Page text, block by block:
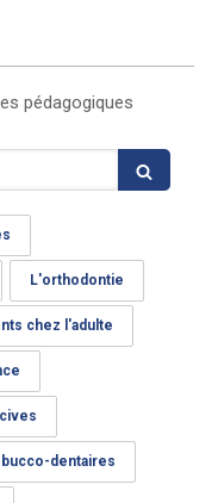
pédagogiques
L'orthodontie
chez l'adulte
dentaires